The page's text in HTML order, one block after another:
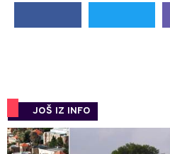
JOŠ IZ INFO